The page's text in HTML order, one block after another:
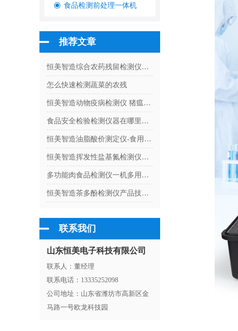
食品检测前处理一体机
推荐文章
恒美智造综合农药残留检测仪与沃特世农残测试仪投资回报对比分析
怎么快速检测蔬菜的农残
恒美智造动物疫病检测仪 猪瘟检测仪校准流程指南：保障检测数据的法定合规性
食品安全检验检测仪器在哪里检测的呢
恒美智造油脂酸价测定仪-食用油品质快速检测仪技术白皮书解析
恒美智造挥发性盐基氮检测仪器HM-YJ12产品技术白皮书
多功能肉食品检测仪一机多用，实现多类别指标同步检测
恒美智造茶多酚检测仪产品技术白皮书：一站式了解产品全貌
联系我们
山东恒美电子科技有限公司
联系人：董经理
联系电话：13335252098
公司地址：山东省潍坊市高新区金
马路一号欧龙科技园